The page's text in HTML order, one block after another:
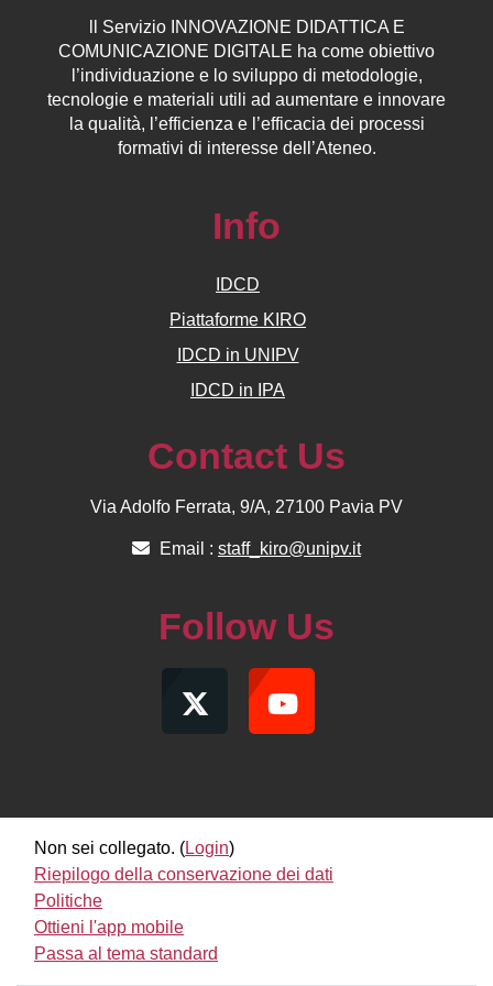
Servizio INNOVAZIONE DIDATTICA E
COMUNICAZIONE DIGITALE ha come obiettivo
l’individuazione e lo sviluppo di metodologie,
tecnologie e materiali utili ad aumentare e innovare
la qualità, l’efficienza e l’efficacia dei processi
formativi di interesse dell’Ateneo.
Info
IDCD
Piattaforme KIRO
IDCD in UNIPV
IDCD in IPA
Contact Us
Via Adolfo Ferrata, 9/A, 27100 Pavia PV
Email : staff_kiro@unipv.it
Follow Us
Non sei collegato. (Login)
Riepilogo della conservazione dei dati
Politiche
Ottieni l'app mobile
Passa al tema standard